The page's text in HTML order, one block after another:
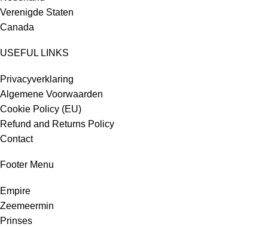
Verenigde Staten
Canada
USEFUL LINKS
Privacyverklaring
Algemene Voorwaarden
Cookie Policy (EU)
Refund and Returns Policy
Contact
Footer Menu
Empire
Zeemeermin
Prinses